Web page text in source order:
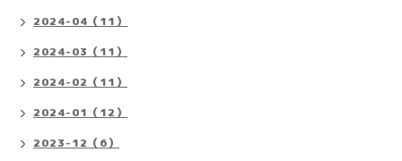
2024-04（11）
2024-03（11）
2024-02（11）
2024-01（12）
2023-12（6）